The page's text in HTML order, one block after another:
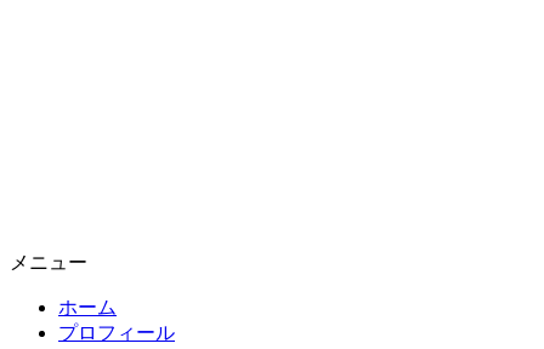
メニュー
ホーム
プロフィール